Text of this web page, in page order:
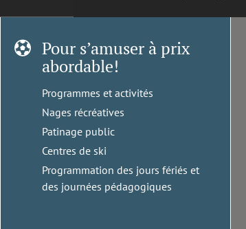
Pour s’amuser à prix
abordable!
Programmes et activités
Nages récréatives
Patinage public
Centres de ski
Programmation des jours fériés et
des journées pédagogiques